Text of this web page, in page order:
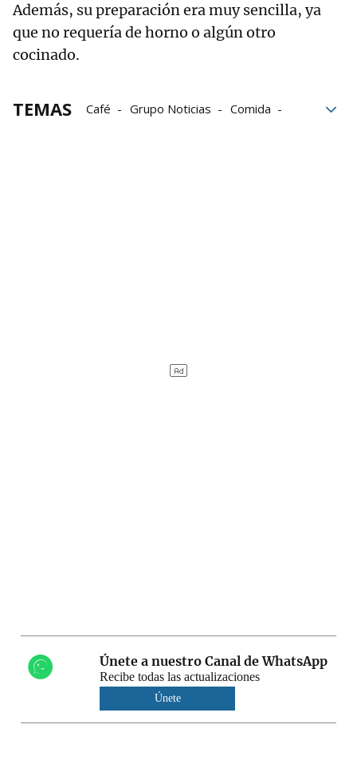
Además, su preparación era muy sencilla, ya
que no requería de horno o algún otro
cocinado.
TEMAS Café Grupo Noticias
Comida
Únete a nuestro Canal de WhatsApp
Recibe todas las actualizaciones
Únete